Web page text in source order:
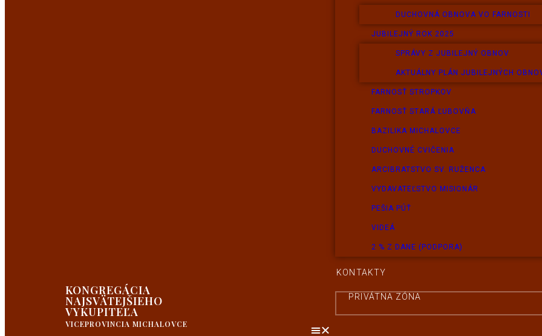
KONGREGÁCIA
NAJSVÄTEJŠIEHO
VYKUPITEĽA
VICEPROVINCIA MICHALOVCE
DUCHOVNÁ OBNOVA VO FARNOSTI
JUBILEJNÝ ROK 2025
SPRÁVY Z JUBILEJNÝ OBNOV
AKTUÁLNY PLÁN JUBILEJNÝCH
FARNOSŤ STROPKOV
FARNOSŤ STARÁ ĽUBOVŇA
BAZILIKA MICHALOVCE
DUCHOVNÉ CVIČENIA
ARCIBRATSTVO SV. RUŽENCA
VYDAVATEĽSTVO MISIONÁR
PEŠIA PÚŤ
VIDEÁ
2 % Z DANE (PODPORA)
KONTAKTY
PRIVÁTNA ZÓNA